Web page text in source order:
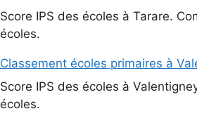
Score IPS des écoles à Tarare.
écoles.
Classement écoles primaires à
Score IPS des écoles à
écoles.